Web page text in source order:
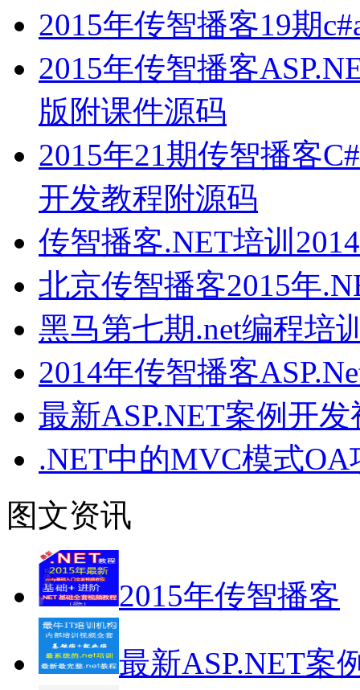
2015年传智播客19期
2015年传智播客
版附课件源码
2015年21期传智播客
开发教程附源码
传智播客.NET培训
北京传智播客2015年
黑马第七期.net编程培
2014年传智播客
最新ASP.NET案例开
.NET中的MVC模式
图文资讯
2015年传智播客
最新ASP.NET案